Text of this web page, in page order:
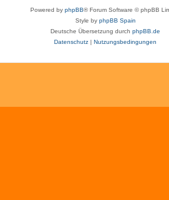
Powered by phpBB® Forum Software © phpBB
Style by phpBB Spain
Deutsche Übersetzung durch phpBB.de
Datenschutz | Nutzungsbedingungen